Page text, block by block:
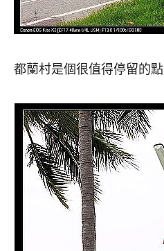
都蘭村是個很值得停留的點